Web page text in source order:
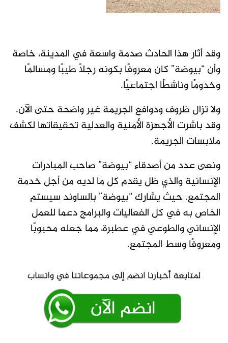
وقد أثار هذا الحادث صدمة واسعة في المدينة، خاصة
وأن “بيوضة” كان معروفًا بكونه رجلًا طيبًا ومسالمًا
وخدومًا وناشطًا اجتماعيًا.
ولا تزال ظروف ودوافع الجريمة غير واضحة حتى الآن.
وقد باشرت الأجهزة الأمنية والعدلية تحقيقاتها لكشف
ملابسات الجريمة.
ونعى عدد من أصدقاء “بيوضة” صاحب المبادرات
الإنسانية والذي ظل يقدم كل ما لديه من أجل خدمة
المجتمع. حيث يشارك “بيوضة” بالساوند سيستم
الخاص به في كل الفعاليات والبرامج دعما للعمل
الإنساني والطوعي في عطبرة، مما جعله محبوبًا
ومعروفًا وسط المجتمع.